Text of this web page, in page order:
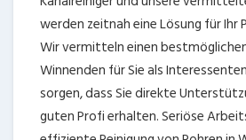
werden zeitnah eine Lösung für
Wir vermitteln einen
Winnenden für Sie als
sorgen, dass Sie direkte
guten Profi erhalten. Seriöse